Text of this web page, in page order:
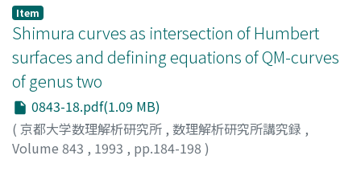
ロウ
Item
Shimura curves as intersection of Humbert
surfaces and defining equations of QM-curves
of genus two
0843-18.pdf(1.09 MB)
( 京都大学数理解析研究所 , 数理解析研究所講究録 ,
Volume 843 , 1993 , pp.184-198 )